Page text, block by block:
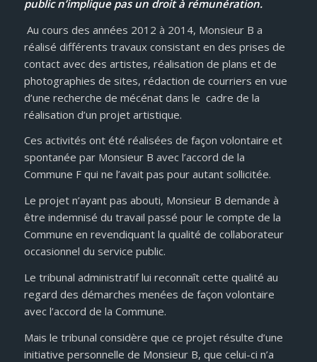
public n’implique pas un droit à rémunération.
Au cours des années 2012 à 2014, Monsieur B a
réalisé différents travaux consistant en des prises de
contact avec des artistes, réalisation de plans et de
photographies de sites, rédaction de courriers en vue
d’une recherche de mécénat dans le cadre de la
réalisation d’un projet artistique.
Ces activités ont été réalisées de façon volontaire et
spontanée par Monsieur B avec l’accord de la
Commune F qui ne l’avait pas pour autant sollicitée.
Le projet n’ayant pas abouti, Monsieur B demande à
être indemnisé du travail passé pour le compte de la
Commune en revendiquant la qualité de collaborateur
occasionnel du service public.
Le tribunal administratif lui reconnaît cette qualité au
regard des démarches menées de façon volontaire
avec l’accord de la Commune.
Mais le tribunal considère que ce projet résulte d’une
initiative personnelle de Monsieur B, que celui-ci n’a